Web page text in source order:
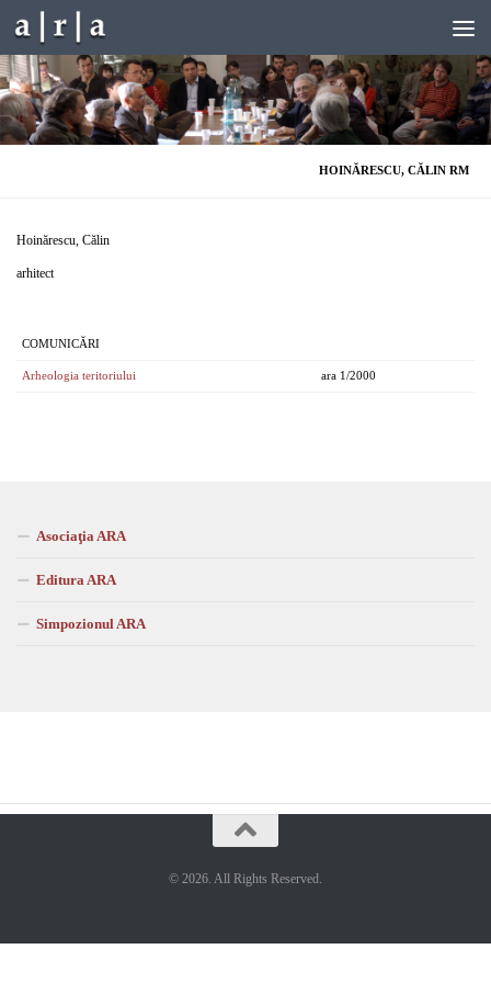
Skip to content
HOINĂRESCU, CĂLIN RM
Hoinărescu, Călin
arhitect
COMUNICĂRI
Arheologia teritoriului ara 1/2000
Asociaţia ARA
Editura ARA
Simpozionul ARA
© 2026. All Rights Reserved.